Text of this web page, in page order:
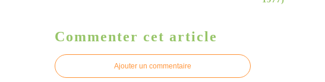
Commenter cet article
Ajouter un commentaire